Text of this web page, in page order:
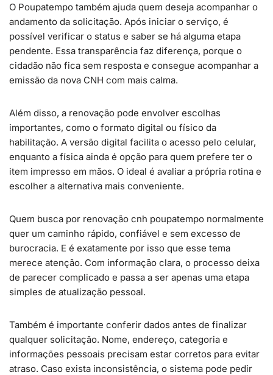
O Poupatempo também ajuda quem deseja acompanhar o
andamento da solicitação. Após iniciar o serviço, é
possível verificar o status e saber se há alguma etapa
pendente. Essa transparência faz diferença, porque o
cidadão não fica sem resposta e consegue acompanhar a
emissão da nova CNH com mais calma.
Além disso, a renovação pode envolver escolhas
importantes, como o formato digital ou físico da
habilitação. A versão digital facilita o acesso pelo celular,
enquanto a física ainda é opção para quem prefere ter o
item impresso em mãos. O ideal é avaliar a própria rotina e
escolher a alternativa mais conveniente.
Quem busca por renovação cnh poupatempo normalmente
quer um caminho rápido, confiável e sem excesso de
burocracia. E é exatamente por isso que esse tema
merece atenção. Com informação clara, o processo deixa
de parecer complicado e passa a ser apenas uma etapa
simples de atualização pessoal.
Também é importante conferir dados antes de finalizar
qualquer solicitação. Nome, endereço, categoria e
informações pessoais precisam estar corretos para evitar
atraso. Caso exista inconsistência, o sistema pode pedir